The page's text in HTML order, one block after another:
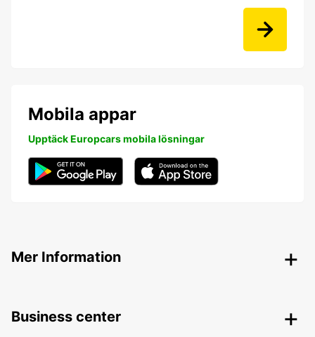
Mobila appar
Upptäck Europcars mobila lösningar
Mer Information
Business center